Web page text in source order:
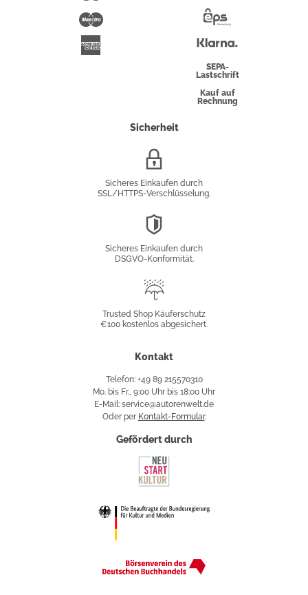
Maestro
Überweisung
SEPA-
Lastschrift
Kauf auf
Rechnung
Sicherheit
Sicheres Einkaufen durch
SSL/HTTPS-Verschlüsselung.
Sicheres Einkaufen durch
DSGVO-Konformität.
Käuferschutz
Trusted Shop Käuferschutz
€100 kostenlos abgesichert.
Kontakt
Telefon: +49 89 215570310
Mo. bis Fr., 9:00 Uhr bis 18:00 Uhr
E-Mail: service@autorenwelt.de
Oder per Kontakt-Formular.
Gefördert durch